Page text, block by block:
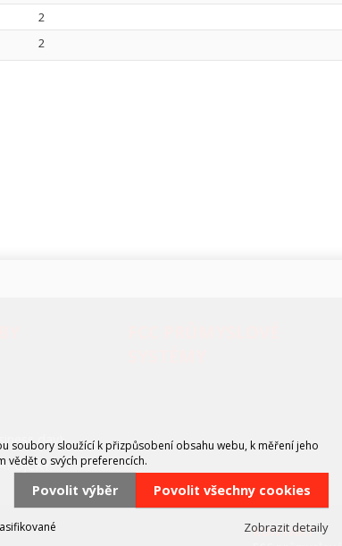
2
2
day)
KONTAKT
soubory sloužící k přizpůsobení obsahu webu, k měření jeho
vědět o svých preferencích.
Povolit výběr Povolit všechny cookies
Zobrazit detaily